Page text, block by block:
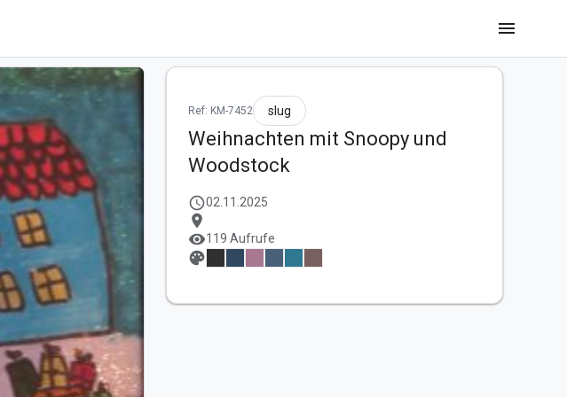
menu
Ref: KM-7452 slug
Weihnachten mit Snoopy und
Woodstock
schedule02.11.2025
location_on
visibility119 Aufrufe
palette